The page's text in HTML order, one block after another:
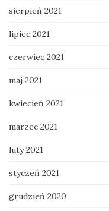
sierpień 2021
lipiec 2021
czerwiec 2021
maj 2021
kwiecień 2021
marzec 2021
luty 2021
styczeń 2021
grudzień 2020